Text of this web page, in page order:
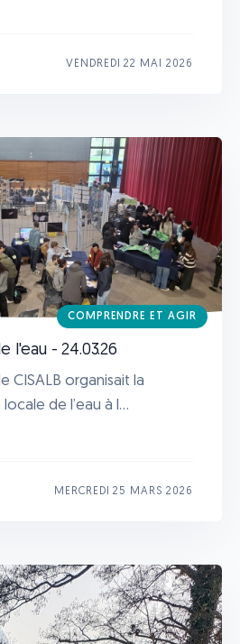
VENDREDI 22 MAI 2026
COMPRENDRE ET AGIR
l'eau - 24.03.26
CISALB organisait la
de l’eau à l...
MERCREDI 25 MARS 2026